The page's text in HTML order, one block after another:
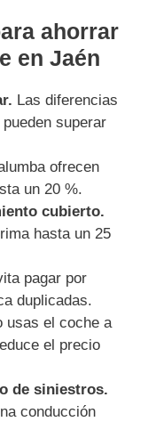
ahorrar
en Jaén
Las diferencias
superar
ofrecen
un 20 %.
cubierto.
hasta un 25
pagar por
duplicadas.
usas el coche a
el precio
de siniestros.
conducción